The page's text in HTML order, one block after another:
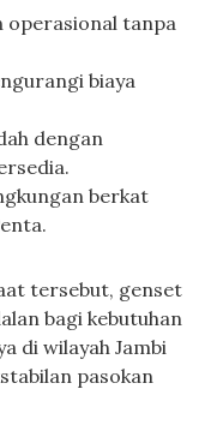
operasional tanpa
biaya
dengan
berkat
tersebut, genset
bagi kebutuhan
di wilayah Jambi
pasokan